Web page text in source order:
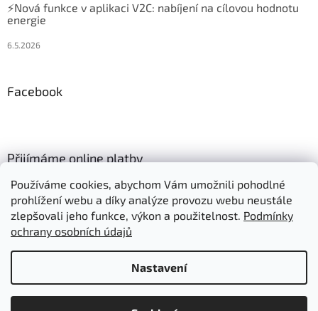
Používáme cookies, abychom Vám umožnili pohodlné
prohlížení webu a díky analýze provozu webu neustále
zlepšovali jeho funkce, výkon a použitelnost. Podmínky
ochrany osobních údajů
Nastavení
Položky označené "Skladem" expedujeme:
⚡Nová funkce v aplikaci V2C: nabíjení na cílovou hodnotu
energie
6.5.2026
Facebook
Přijímáme online platby